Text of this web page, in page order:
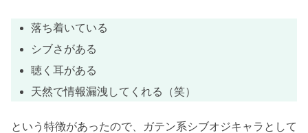
落ち着いている
シブさがある
聴く耳がある
天然で情報漏洩してくれる（笑）
という特徴があったので、ガテン系シブオジキャラとして